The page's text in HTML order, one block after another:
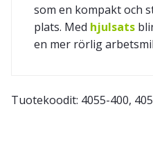
som en kompakt och
plats. Med hjulsats
en mer rörlig
Tuotekoodit: 4055-400,